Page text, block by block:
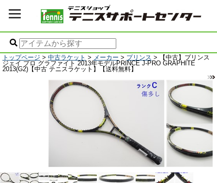
トップページ > 中古ラケット > メーカー > プリンス > 【中古】プリンス
ジェイ プロ グラファイト 2013年モデルPRINCE J-PRO GRAPHITE
2013(G2)【中古 テニスラケット】【送料無料】